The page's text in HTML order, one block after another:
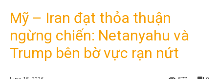
Mỹ – Iran đạt thỏa thuận
ngừng chiến: Netanyahu và
Trump bên bờ vực rạn nứt